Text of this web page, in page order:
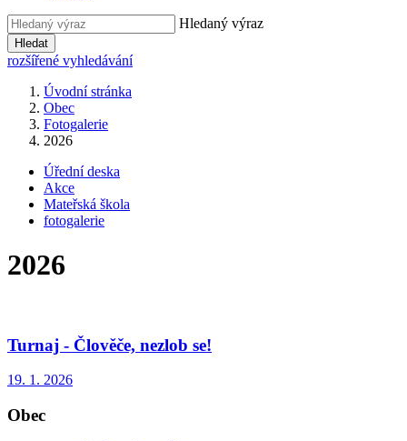
Hledaný výraz
Hledat
rozšířené vyhledávání
Úvodní stránka
Obec
Fotogalerie
2026
Úřední deska
Akce
Mateřská škola
fotogalerie
2026
Turnaj - Člověče, nezlob se!
19. 1. 2026
Obec